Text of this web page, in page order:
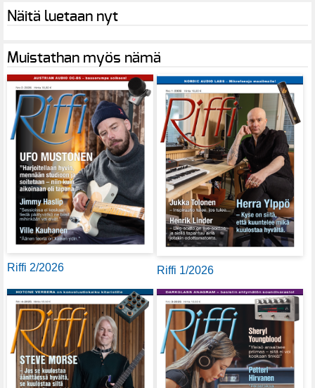
Näitä luetaan nyt
Muistathan myös nämä
Riffi 2/2026 Riffi 1/2026